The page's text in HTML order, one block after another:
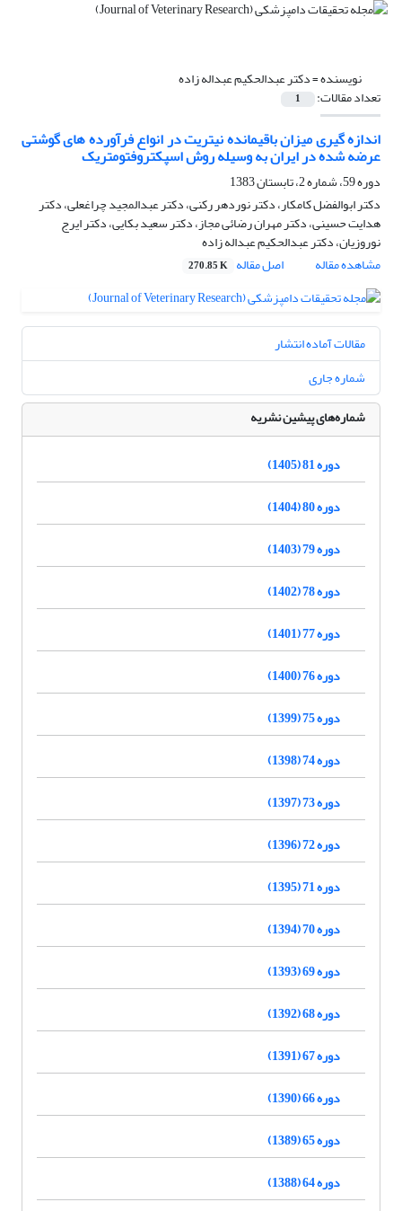
نویسنده =دکتر عبدالحکیم عبداله زاده
تعداد مقالات: 1
اندازه گیری میزان باقیمانده نیتریت در انواع فرآورده های گوشتی
عرضه شده در ایران به وسیله روش اسپکتروفتومتریک
دوره 59، شماره 2، تابستان 1383
دکتر ابوالفضل کامکار، دکتر نوردهر رکنی، دکتر عبدالمجید چراغعلی، دکتر
هدایت حسینی، دکتر مهران رضائی مجاز، دکتر سعید بکایی، دکتر ایرج
نوروزیان، دکتر عبدالحکیم عبداله زاده
مشاهده مقاله
اصل مقاله 270.85 K
مقالات آماده انتشار
شماره جاری
شماره‌های پیشین نشریه
دوره 81 (1405)
دوره 80 (1404)
دوره 79 (1403)
دوره 78 (1402)
دوره 77 (1401)
دوره 76 (1400)
دوره 75 (1399)
دوره 74 (1398)
دوره 73 (1397)
دوره 72 (1396)
دوره 71 (1395)
دوره 70 (1394)
دوره 69 (1393)
دوره 68 (1392)
دوره 67 (1391)
دوره 66 (1390)
دوره 65 (1389)
دوره 64 (1388)